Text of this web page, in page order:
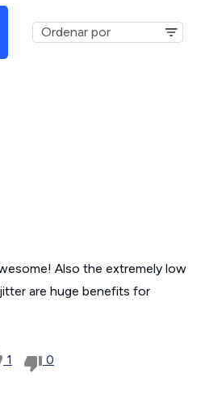
Also the extremely low
are huge benefits for
1 0